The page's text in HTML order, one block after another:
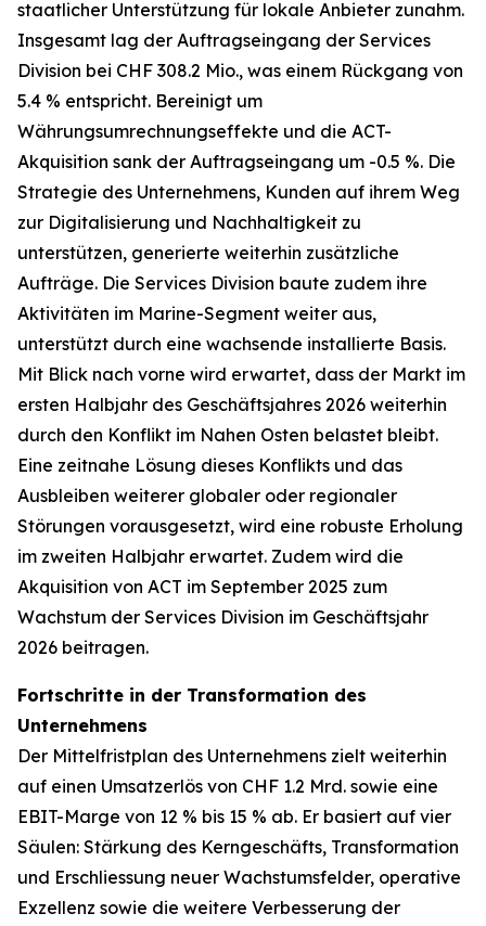
staatlicher Unterstützung für lokale Anbieter zunahm.
Insgesamt lag der Auftragseingang der Services
Division bei CHF 308.2 Mio., was einem Rückgang von
5.4 % entspricht. Bereinigt um
Währungsumrechnungseffekte und die ACT-
Akquisition sank der Auftragseingang um -0.5 %. Die
Strategie des Unternehmens, Kunden auf ihrem Weg
zur Digitalisierung und Nachhaltigkeit zu
unterstützen, generierte weiterhin zusätzliche
Aufträge. Die Services Division baute zudem ihre
Aktivitäten im Marine-Segment weiter aus,
unterstützt durch eine wachsende installierte Basis.
Mit Blick nach vorne wird erwartet, dass der Markt im
ersten Halbjahr des Geschäftsjahres 2026 weiterhin
durch den Konflikt im Nahen Osten belastet bleibt.
Eine zeitnahe Lösung dieses Konflikts und das
Ausbleiben weiterer globaler oder regionaler
Störungen vorausgesetzt, wird eine robuste Erholung
im zweiten Halbjahr erwartet. Zudem wird die
Akquisition von ACT im September 2025 zum
Wachstum der Services Division im Geschäftsjahr
2026 beitragen.
Fortschritte in der Transformation des
Unternehmens
Der Mittelfristplan des Unternehmens zielt weiterhin
auf einen Umsatzerlös von CHF 1.2 Mrd. sowie eine
EBIT-Marge von 12 % bis 15 % ab. Er basiert auf vier
Säulen: Stärkung des Kerngeschäfts, Transformation
und Erschliessung neuer Wachstumsfelder, operative
Exzellenz sowie die weitere Verbesserung der